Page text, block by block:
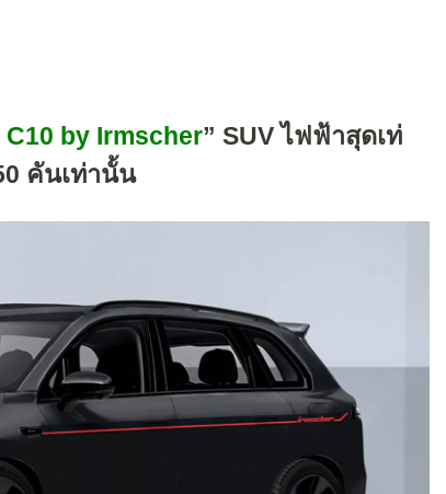
C10 by Irmscher” SUV ไฟฟ้าสุดเท่
คันเท่านั้น